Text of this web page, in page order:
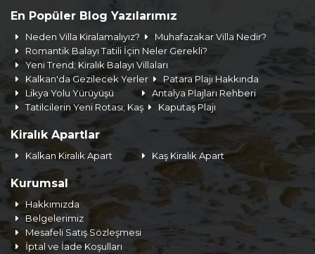
En Popüler Blog Yazılarımız
Neden Villa Kiralamalıyız?
Muhafazakar Villa Nedir?
Romantik Balayı Tatili İçin Neler Gerekli?
Yeni Trend; Kiralık Balayı Villaları
Kalkan'da Gezilecek Yerler
Patara Plajı Hakkında
Likya Yolu Yürüyüşü
Antalya Plajları Rehberi
Tatilcilerin Yeni Rotası; Kaş
Kaputaş Plajı
Kiralık Apartlar
Kalkan Kiralık Apart Kaş Kiralık Apart
Kurumsal
Hakkımızda
Belgelerimiz
Mesafeli Satış Sözleşmesi
İptal ve İade Koşulları